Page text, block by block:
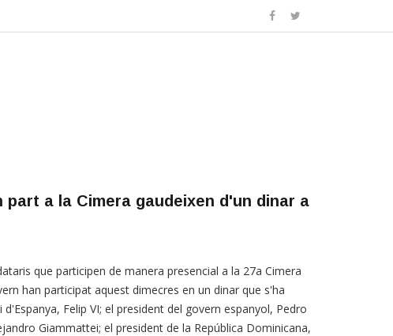
part a la Cimera gaudeixen d'un dinar a
que participen de manera presencial a la 27a Cimera
han participat aquest dimecres en un dinar que s'ha
Felip VI; el president del govern espanyol, Pedro
Giammattei; el president de la República Dominicana,